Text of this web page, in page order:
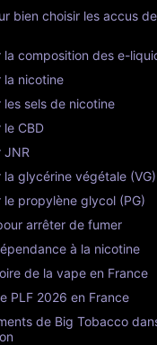
bien choisir les accus
la composition des e-
la nicotine
les sels de nicotine
le CBD
JNR
la glycérine végétale (VG)
le propylène glycol (PG)
arrêter de fumer
à la nicotine
de la vape en France
PLF 2026 en France
de Big Tobacco